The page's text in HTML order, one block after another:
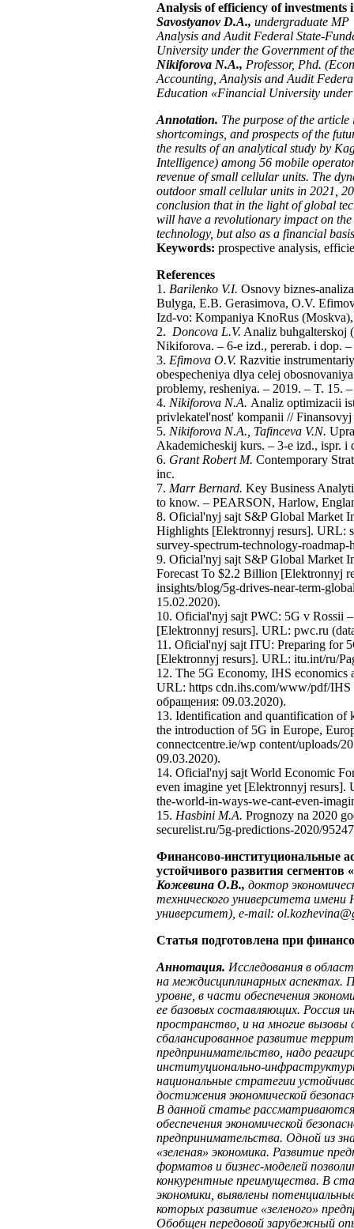
Analysis of efficiency of investments
Savostyanov D.A., undergraduate MP
Analysis and Audit Federal State-
University under the Government of
Nikiforova N.A., Professor, Phd.
Accounting, Analysis and Audit
Education «Financial University
Annotation. The purpose of the article
shortcomings, and prospects of the
the results of an analytical study by
Intelligence) among 56 mobile
revenue of small cellular units. The
outdoor small cellular units in 2021,
conclusion that in the light of global
will have a revolutionary impact on
technology, but also as a financial
Keywords: prospective analysis,
References
1. Barilenko V.I. Osnovy biznes-
Bulyga, E.B. Gerasimova, O.V.
Izd-vo: Kompaniya KnoRus
2. Doncova L.V.Analiz buhgalterskoj
Nikiforova. – 6-e izd., pererab. i dop.
3. Efimova O.V. Razvitie
obespecheniya dlya celej
problemy, resheniya. – 2019. – T. 15.
4. Nikiforova N.A. Analiz optimizacii
privlekatel'nost' kompanii //
5. Nikiforova N.A., Tafinceva V.N.
Akademicheskij kurs. – 3-e izd., ispr. i
6. Grant Robert M. Contemporary
inc.
7. Marr Bernard. Key Business
to know. – PEARSON, Harlow,
8. Oficial'nyj sajt S&P Global Market
Highlights [Elektronnyj resurs]. URL:
survey-spectrum-technology-
9. Oficial'nyj sajt S&P Global Market
Forecast To $2.2 Billion [Elektronnyj
insights/blog/5g-drives-near-term-
15.02.2020).
10. Oficial'nyj sajt PWC: 5G v Rossii
[Elektronnyj resurs]. URL: pwc.ru
11. Oficial'nyj sajt ITU: Preparing for
[Elektronnyj resurs]. URL: itu.int/ru/
12. The 5G Economy, IHS
URL: https cdn.ihs.com/www/pdf/IHS
обращения: 09.03.2020).
13. Identification and quantification of
the introduction of 5G in Europe,
connectcentre.ie/wp content/uploads/
09.03.2020).
14. Oficial'nyj sajt World Economic
even imagine yet [Elektronnyj resurs].
the-world-in-ways-we-cant-even-
15. Hasbini M.A. Prognozy na 2020
securelist.ru/5g-predictions-2020/
Финансово-институциональные
устойчивого развития сегментов
Кожевина О.В., доктор
технического университета имени
университет), e-mail: ol.kozhevina@
Статья подготовлена при
Аннотация. Исследования в
на междисциплинарных аспектах.
уровне, в части обеспечения
ее базовых составляющих. Россия
пространство, и на многие вызовы
сбалансированное развитие
предпринимательство, надо
институционально-
национальные стратегии
достижения экономической
В данной статье
обеспечения экономической
предпринимательства. Одной из
«зеленая» экономика. Развитие
форматов и бизнес-моделей
конкурентные преимущества. В
экономики, выявлены
которых развитие «зеленого»
Обобщен передовой зарубежный